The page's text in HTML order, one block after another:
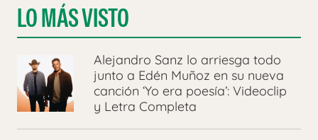
LO MÁS VISTO
Alejandro Sanz lo arriesga todo
junto a Edén Muñoz en su nueva
canción ‘Yo era poesía’: Videoclip
y Letra Completa